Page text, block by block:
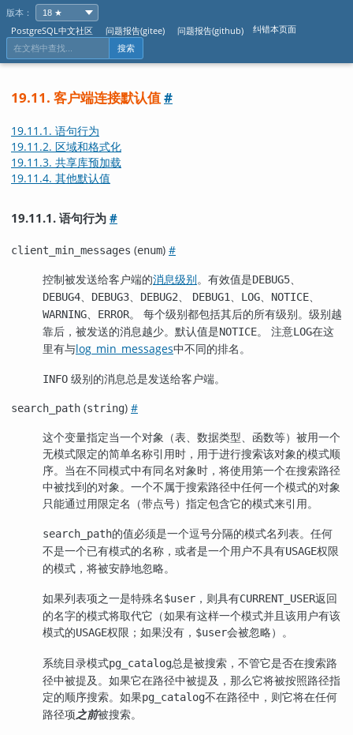
版本：
PostgreSQL中文社区
问题报告(gitee) 问题报告(github) 纠错本页面
搜索
19.11. 客户端连接默认值#
19.11.1. 语句行为
19.11.2. 区域和格式化
19.11.3. 共享库预加载
19.11.4. 其他默认值
19.11.1. 语句行为#
client_min_messages (enum) #
控制被发送给客户端的消息级别。有效值是DEBUG5
DEBUG4 DEBUG3 DEBUG2 DEBUG1 LOG NOTICE
WARNING ERROR。 每个级别都包括其后的所有级别。级别越
靠后，被发送的消息越少。默认值是NOTICE。 注意LOG在这
里有与log_min_messages中不同的排名。
INFO 级别的消息总是发送给客户端。
search_path (string) #
这个变量指定当一个对象（表、数据类型、函数等）被用一个
无模式限定的简单名称引用时，用于进行搜索该对象的模式顺
序。当在不同模式中有同名对象时，将使用第一个在搜索路径
中被找到的对象。一个不属于搜索路径中任何一个模式的对象
只能通过用限定名（带点号）指定包含它的模式来引用。
search_path的值必须是一个逗号分隔的模式名列表。任何
不是一个已有模式的名称，或者是一个用户不具有USAGE权限
的模式，将被安静地忽略。
如果列表项之一是特殊名$user ，则具有CURRENT_USER返回
的名字的模式将取代它（如果有这样一个模式并且该用户有该
模式的USAGE权限；如果没有， $user会被忽略）。
系统目录模式pg_catalog总是被搜索，不管它是否在搜索路
径中被提及。如果它在路径中被提及，那么它将被按照路径指
定的顺序搜索。如果pg_catalog不在路径中，则它将在任何
路径项之前被搜索。